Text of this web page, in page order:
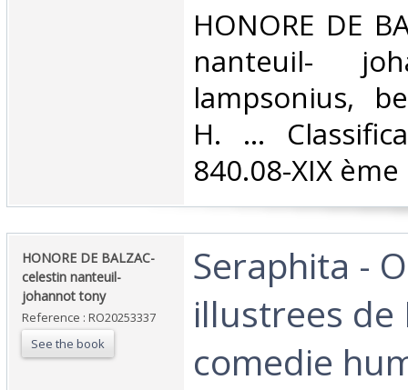
‎HONORE DE
nanteuil-
lampsonius,
H. ...
840.08-XIX
‎HONORE DE BALZAC-
celestin nanteuil-
johannot tony‎
Reference : RO20253337
See the book
‎Seraphita -
illustrees de
comedie